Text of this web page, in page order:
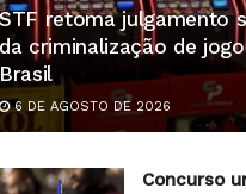
STF retoma julgamento
da criminalização de
Brasil
6 DE AGOSTO DE 2026
Concurso